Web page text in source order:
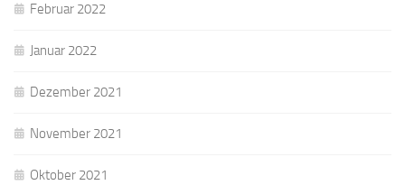
Februar 2022
Januar 2022
Dezember 2021
November 2021
Oktober 2021